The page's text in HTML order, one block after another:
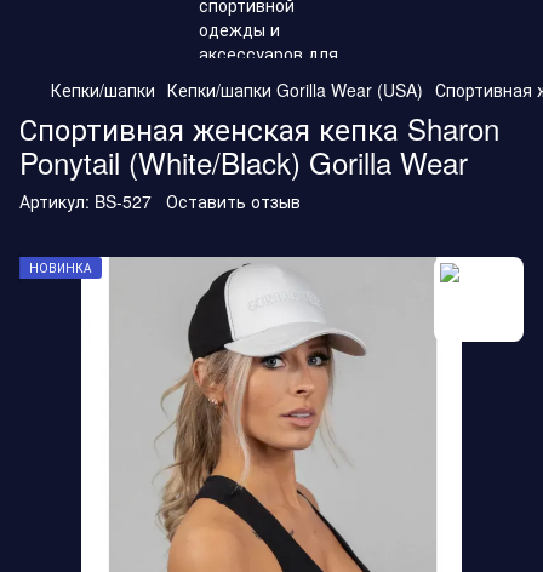
Кепки/шапки Кепки/шапки Gorilla Wear (USA) Спортивная
Спортивная женская кепка Sharon
Ponytail (White/Black) Gorilla Wear
Артикул: BS-527 Оставить отзыв
НОВИНКА